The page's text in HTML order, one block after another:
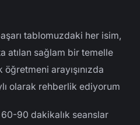
tablomuzdaki her isim,
atılan sağlam bir temelle
öğretmeni arayışınızda
olarak rehberlik ediyorum
90 dakikalık seanslar